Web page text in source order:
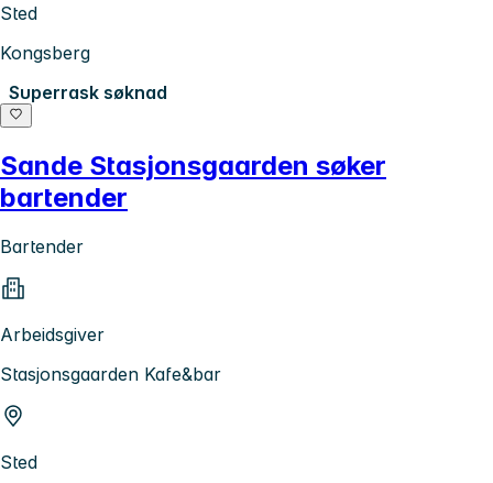
Sted
Kongsberg
Superrask søknad
Sande Stasjonsgaarden søker
bartender
Bartender
Arbeidsgiver
Stasjonsgaarden Kafe&bar
Sted